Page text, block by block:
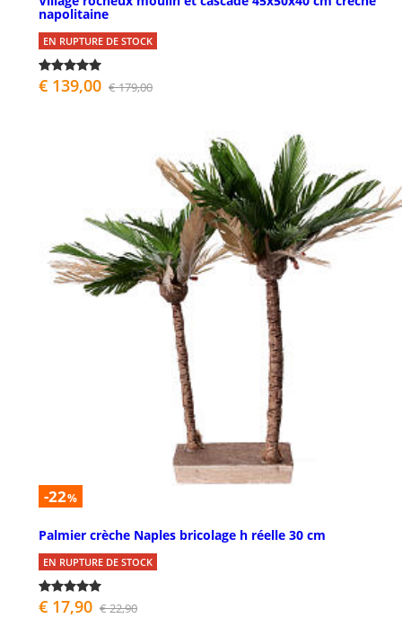
napolitaine
EN RUPTURE DE STOCK
€ 139,00 € 179,00
-22%
Palmier crèche Naples bricolage h réelle 30 cm
EN RUPTURE DE STOCK
€ 17,90 € 22,90